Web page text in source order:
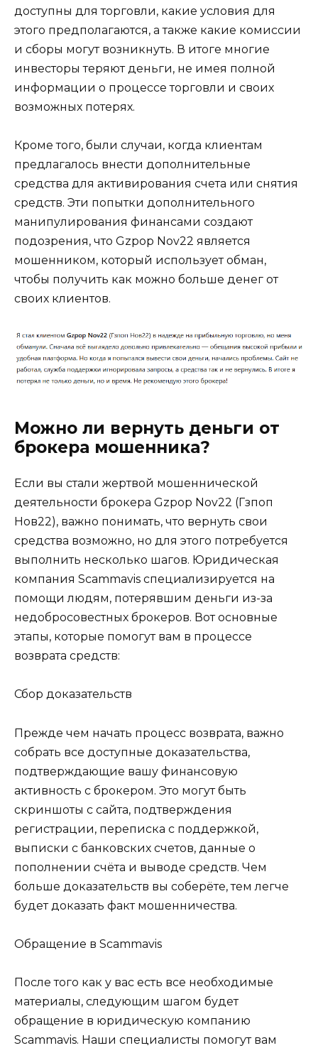
доступны для торговли, какие условия для
этого предполагаются, а также какие комиссии
и сборы могут возникнуть. В итоге многие
инвесторы теряют деньги, не имея полной
информации о процессе торговли и своих
возможных потерях.
Кроме того, были случаи, когда клиентам
предлагалось внести дополнительные
средства для активирования счета или снятия
средств. Эти попытки дополнительного
манипулирования финансами создают
подозрения, что Gzpop Nov22 является
мошенником, который использует обман,
чтобы получить как можно больше денег от
своих клиентов.
Можно ли вернуть деньги от
брокера мошенника?
Если вы стали жертвой мошеннической
деятельности брокера Gzpop Nov22 (Гзпоп
Нов22), важно понимать, что вернуть свои
средства возможно, но для этого потребуется
выполнить несколько шагов. Юридическая
компания Scammavis специализируется на
помощи людям, потерявшим деньги из-за
недобросовестных брокеров. Вот основные
этапы, которые помогут вам в процессе
возврата средств:
Сбор доказательств
Прежде чем начать процесс возврата, важно
собрать все доступные доказательства,
подтверждающие вашу финансовую
активность с брокером. Это могут быть
скриншоты с сайта, подтверждения
регистрации, переписка с поддержкой,
выписки с банковских счетов, данные о
пополнении счёта и выводе средств. Чем
больше доказательств вы соберёте, тем легче
будет доказать факт мошенничества.
Обращение в Scammavis
После того как у вас есть все необходимые
материалы, следующим шагом будет
обращение в юридическую компанию
Scammavis. Наши специалисты помогут вам